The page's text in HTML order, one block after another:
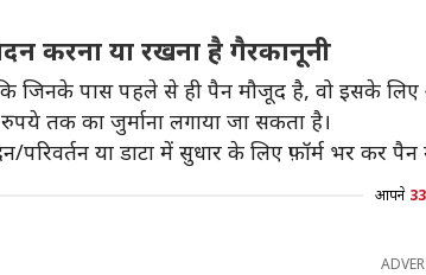
या रखना है गैरकानूनी
जिनके पास पहले से ही पैन मौजूद है, वो इसके
तक का जुर्माना लगाया जा सकता है।
या डाटा में सुधार के लिए फ़ॉर्म भर कर
आपने